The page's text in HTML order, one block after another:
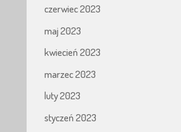
czerwiec 2023
maj 2023
kwiecień 2023
marzec 2023
luty 2023
styczeń 2023